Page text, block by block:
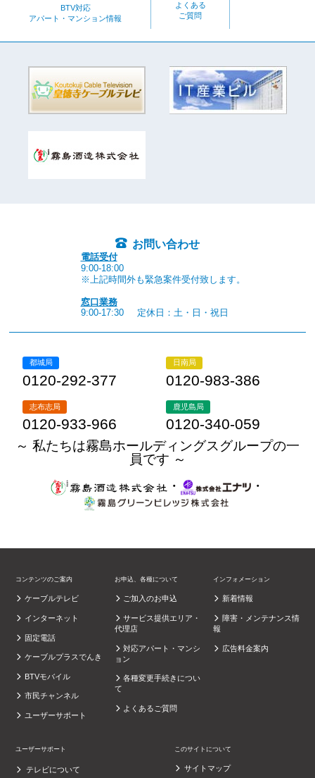
BTV対応
アパート・マンション情報
よくある
ご質問
お問い合わせ
電話受付
9:00-18:00
※上記時間外も緊急案件受付致します。
窓口業務
9:00-17:30
定休日：土・日・祝日
都城局
0120-292-377
日南局
0120-983-386
志布志局
0120-933-966
鹿児島局
0120-340-059
～ 私たちは霧島ホールディングスグループの一
員です ～
・
・
コンテンツのご案内
ケーブルテレビ
インターネット
固定電話
ケーブルプラスでんき
BTVモバイル
市民チャンネル
ユーザーサポート
お申込、各種について
ご加入のお申込
サービス提供エリア・
代理店
対応アパート・マンシ
ョン
各種変更手続きについ
て
よくあるご質問
インフォメーション
新着情報
障害・メンテナンス情
報
広告料金案内
ユーザーサポート
テレビについて
このサイトについて
サイトマップ